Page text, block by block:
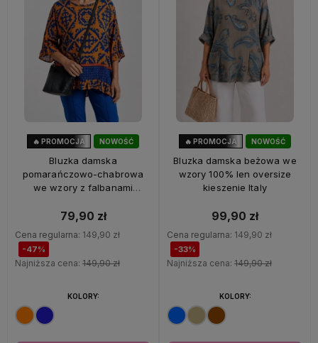
NOWOŚĆ
🔥 PROMOCJA
Bluzka damska
pomarańczowo-chabrowa
we wzory z falbanami
79,90 zł
Cena regularna: 149,90 zł
-47%
Najniższa cena: 149,90 zł
KOLORY:
NOWOŚĆ
OKAZJA
🔥 PROMOCJA
Bluzka damska beżowa we
wzory 100% len oversize
kieszenie Italy
99,90 zł
Cena regularna: 149,90 zł
-33%
Najniższa cena: 149,90 zł
KOLORY: